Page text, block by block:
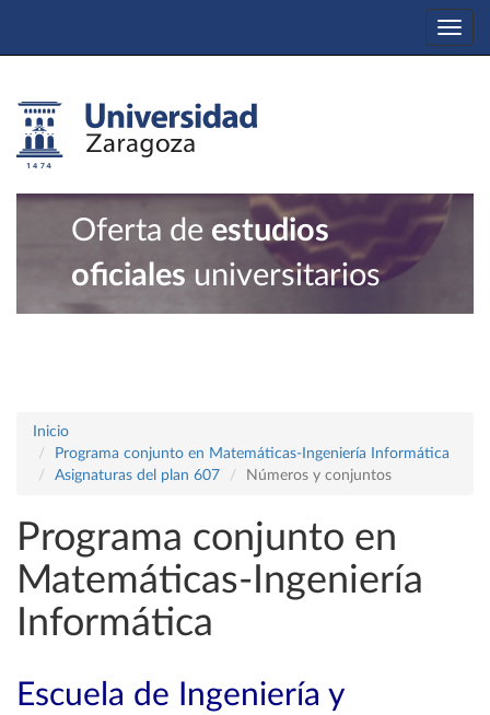
Oferta de estudios
oficiales universitarios
Inicio
Programa conjunto en Matemáticas-Ingeniería Informática
Asignaturas del plan 607
Números y conjuntos
Programa conjunto en
Matemáticas-Ingeniería
Informática
Escuela de Ingeniería y